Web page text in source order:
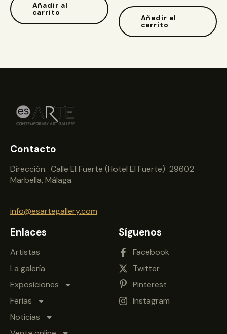
Añadir al
carrito
Añadir al
carrito
Contacto
Dirección: Calle El Fuerte (Hotel El Fuerte) 29602
Marbella, Málaga.
info@esartegallery.com
Enlaces
Artistas
La galería
Exposiciones
Ferias
Noticias
Síguenos
Facebook
Twitter
Pinterest
Instagram